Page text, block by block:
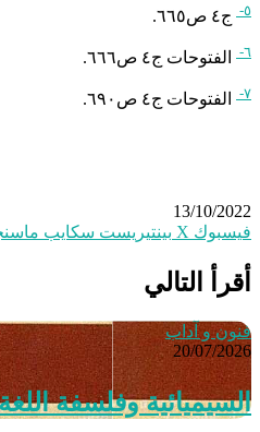
٥- ج٤ ص٦٦٥.
٦- الفتوحات ج٤ ص٦٦٦.
٧- الفتوحات ج٤ ص٦٩٠.
13/10/2022
فيسبوك ‫X بينتيريست سكايب
أقرأ التالي
فنون و آداب
20/07/2026
السيميائية وفلسفة